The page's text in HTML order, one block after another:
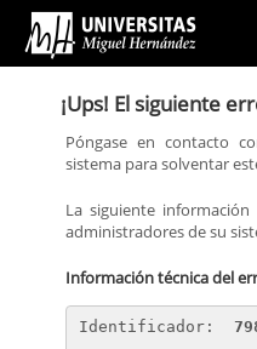
¡Ups! El siguiente
Póngase en contacto
sistema para solventar
La siguiente
administradores de su
Información técnica del
Identificador: